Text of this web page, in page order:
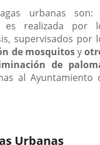
urbanas son:
es realizada por
supervisados por
de mosquitosy
de
al Ayuntamiento
Urbanas